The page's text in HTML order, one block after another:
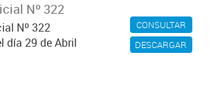
CONSULTAR
DESCARGAR
Nº 322
Nº 322
día 29 de Abril